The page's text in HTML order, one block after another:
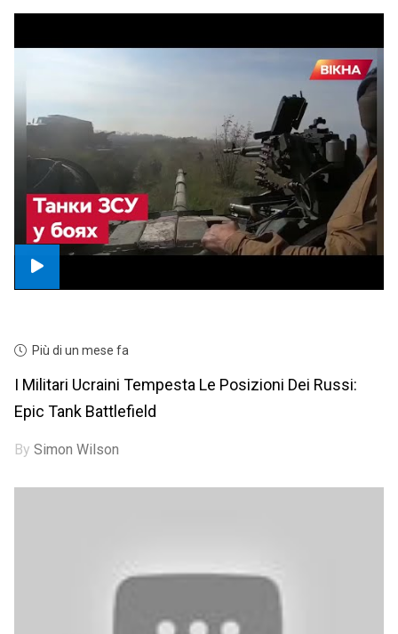
Più di un mese fa
I Militari Ucraini Tempesta Le Posizioni Dei Russi:
Epic Tank Battlefield
BySimon Wilson